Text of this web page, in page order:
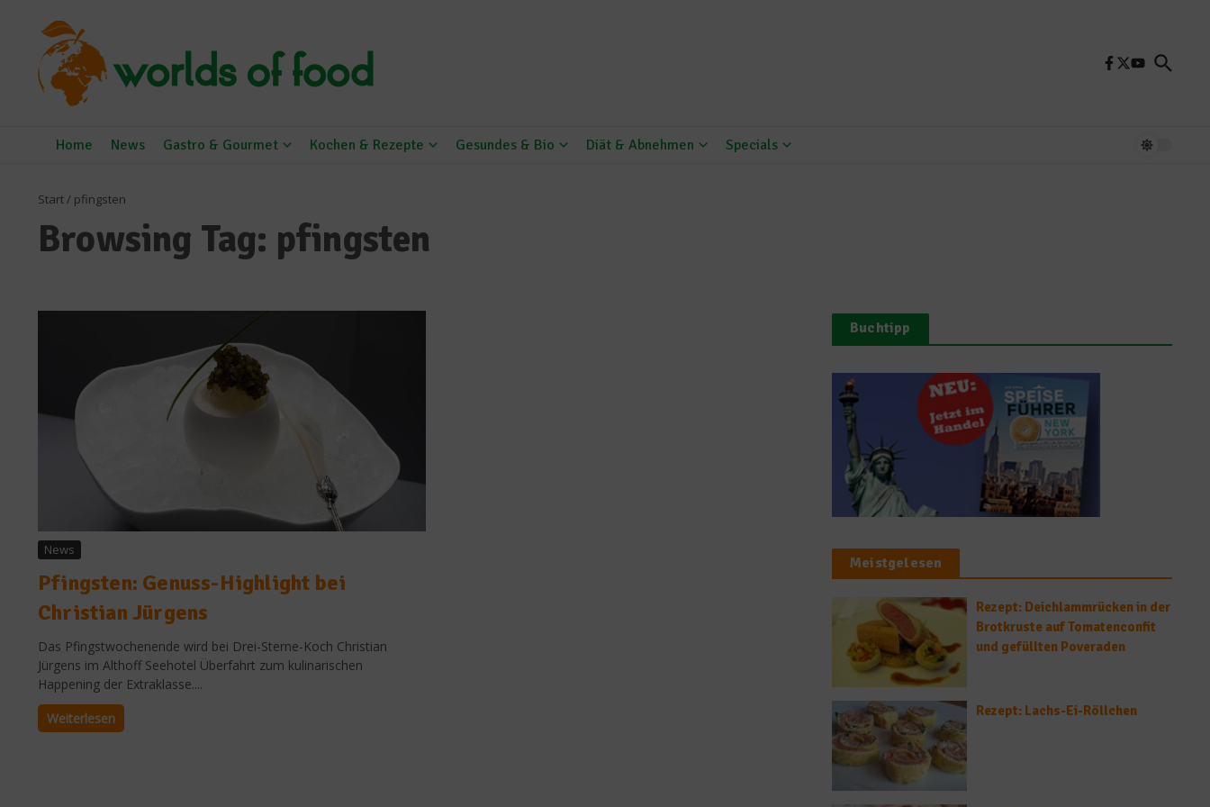
Home News Gastro & Gourmet Kochen & Rezepte Gesundes & Bio Diät & Abnehmen Specials
Start/ pfingsten
Browsing Tag: pfingsten
News
Pfingsten: Genuss-Highlight bei
Christian Jürgens
Das Pfingstwochenende wird bei Drei-Sterne-Koch Christian
Jürgens im Althoff Seehotel Überfahrt zum kulinarischen
Happening der Extraklasse....
Weiterlesen
Buchtipp
Meistgelesen
Rezept: Deichlammrücken in der
Brotkruste auf Tomatenconfit
und gefüllten Poveraden
Rezept: Lachs-Ei-Röllchen